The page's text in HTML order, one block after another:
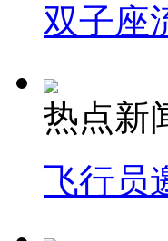
双子座
热点新
飞行员